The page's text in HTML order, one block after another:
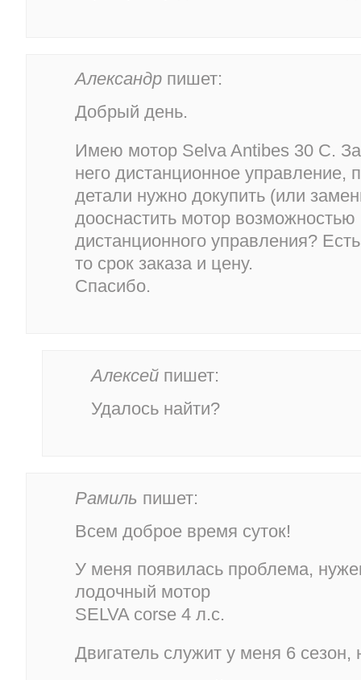
Александр пишет:
Добрый день.
Имею мотор Selva Antibes 30 C.
него дистанционное управление,
детали нужно докупить (или
дооснастить мотор
дистанционного управления?
то срок заказа и цену.
Спасибо.
Алексей пишет:
Удалось найти?
Рамиль пишет:
Всем доброе время суток!
У меня появилась проблема,
лодочный мотор
SELVA corse 4 л.с.
Двигатель служит у меня 6 сезон,